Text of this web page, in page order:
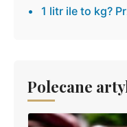
1 litr ile to kg?
Polecane